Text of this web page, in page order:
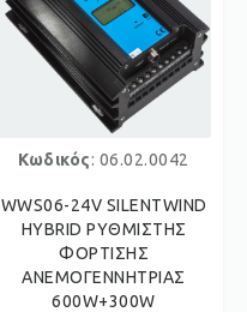
Κωδικός: 06.02.0042
WWS06-24V SILENTWIND
HYBRID ΡΥΘΜΙΣΤΗΣ
ΦΟΡΤΙΣΗΣ
ΑΝΕΜΟΓΕΝΝΗΤΡΙΑΣ
600W+300W